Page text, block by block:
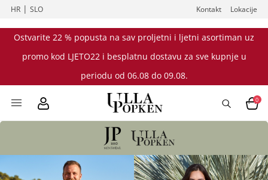
HR |SLO Kontakt Lokacije
Ostvarite 22 % popusta na sav proljetni i ljetni asortiman uz
promo kod LJETO22 i besplatnu dostavu za sve kupnje u
periodu od 06.08 do 09.08.
0